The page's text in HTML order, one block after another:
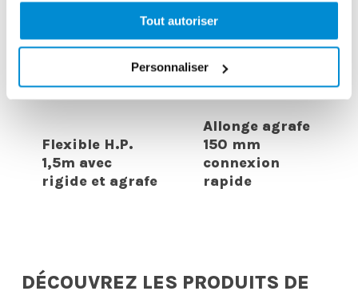
Tout autoriser
Personnaliser
Flexible H.P.
1,5m avec
rigide et agrafe
Allonge agrafe
150 mm
connexion
rapide
DÉCOUVREZ LES PRODUITS DE